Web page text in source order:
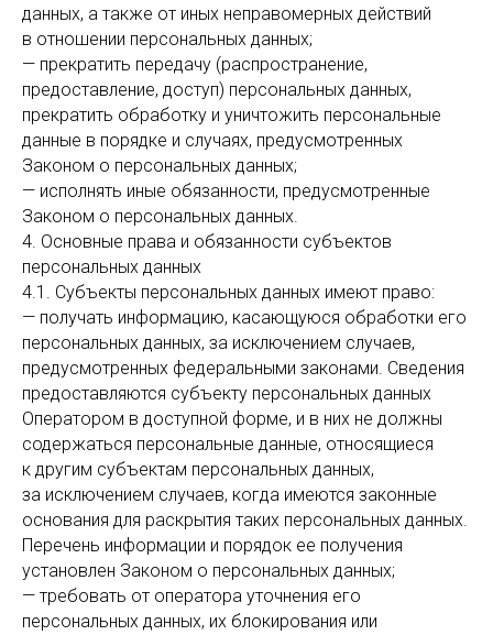
данных, а также от иных неправомерных действий
в отношении персональных данных;
— прекратить передачу (распространение,
предоставление, доступ) персональных данных,
прекратить обработку и уничтожить персональные
данные в порядке и случаях, предусмотренных
Законом о персональных данных;
— исполнять иные обязанности, предусмотренные
Законом о персональных данных.
4. Основные права и обязанности субъектов
персональных данных
4.1. Субъекты персональных данных имеют право:
— получать информацию, касающуюся обработки его
персональных данных, за исключением случаев,
предусмотренных федеральными законами. Сведения
предоставляются субъекту персональных данных
Оператором в доступной форме, и в них не должны
содержаться персональные данные, относящиеся
к другим субъектам персональных данных,
за исключением случаев, когда имеются законные
основания для раскрытия таких персональных данных.
Перечень информации и порядок ее получения
установлен Законом о персональных данных;
— требовать от оператора уточнения его
персональных данных, их блокирования или